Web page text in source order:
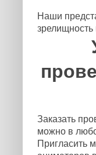
Наши
Заказать
можно в
Пригласить